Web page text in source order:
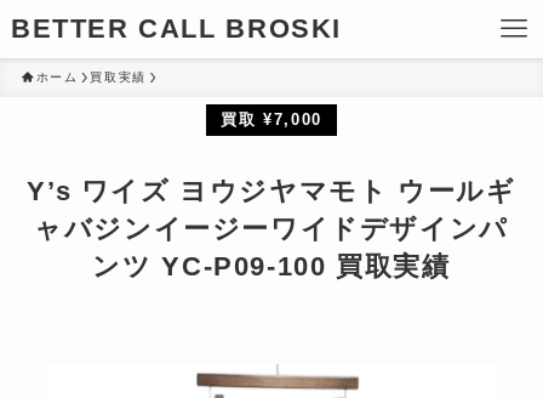
BETTER CALL BROSKI
ホーム 買取実績
買取 ¥7,000
Y’s ワイズ ヨウジヤマモト ウールギ
ャバジンイージーワイドデザインパ
ンツ YC-P09-100 買取実績